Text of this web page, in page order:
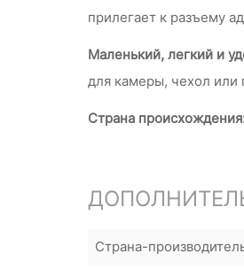
прилегает к разъему
Маленький, легкий и
для камеры, чехол или
Страна
Страна-